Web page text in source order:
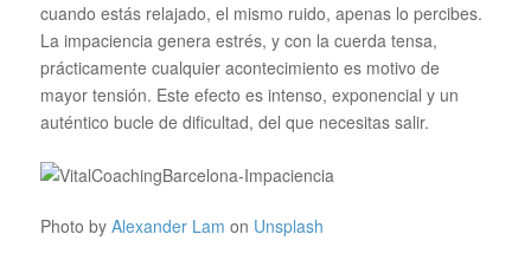
cuando estás relajado, el mismo ruido, apenas lo percibes.
La impaciencia genera estrés, y con la cuerda tensa,
prácticamente cualquier acontecimiento es motivo de
mayor tensión. Este efecto es intenso, exponencial y un
auténtico bucle de dificultad, del que necesitas salir.
Photo by Alexander Lam on Unsplash